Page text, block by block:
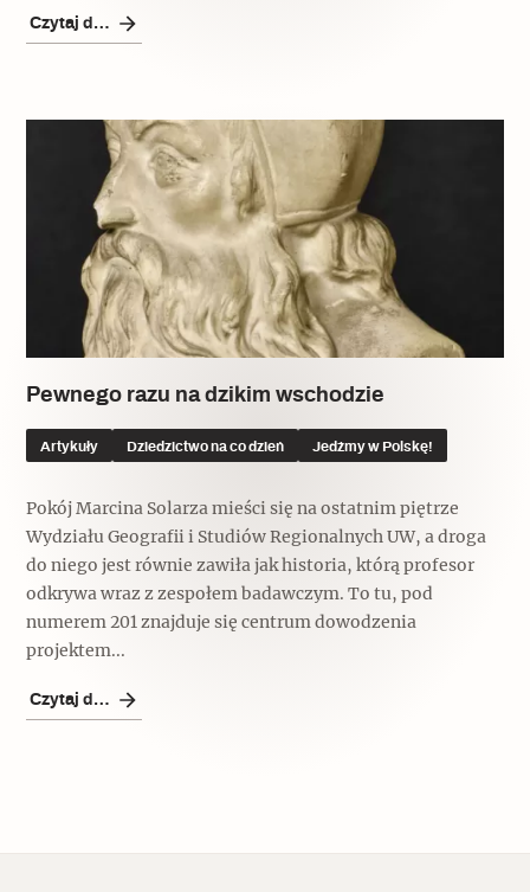
Czytaj dalej
Pewnego razu na dzikim wschodzie
Artykuły Dziedzictwo na co dzień Jedźmy w Polskę!
Pokój Marcina Solarza mieści się na ostatnim piętrze
Wydziału Geografii i Studiów Regionalnych UW, a droga
do niego jest równie zawiła jak historia, którą profesor
odkrywa wraz z zespołem badawczym. To tu, pod
numerem 201 znajduje się centrum dowodzenia
projektem...
Czytaj dalej